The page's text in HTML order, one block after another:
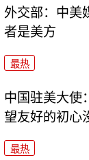
外交部：中美
者是美方
最热
中国驻美大使
望友好的初心
最热